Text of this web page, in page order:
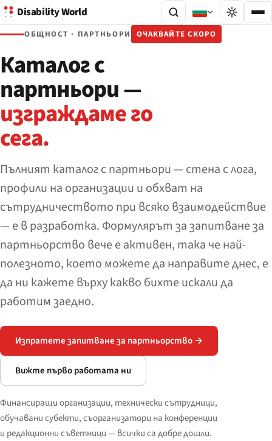
Disability World
ОБЩНОСТ · ПАРТНЬОРИ ОЧАКВАЙТЕ СКОРО
Каталог с
партньори —
изграждаме го
сега.
Пълният каталог с партньори — стена с лога,
профили на организации и обхват на
сътрудничеството при всяко взаимодействие
— е в разработка. Формулярът за запитване за
партньорство вече е активен, така че най-
полезното, което можете да направите днес, е
да ни кажете върху какво бихте искали да
работим заедно.
Изпратете запитване за партньорство →
Вижте първо работата ни
Финансиращи организации, технически сътрудници,
обучавани субекти, съорганизатори на конференции
и редакционни съветници — всички са добре дошли.